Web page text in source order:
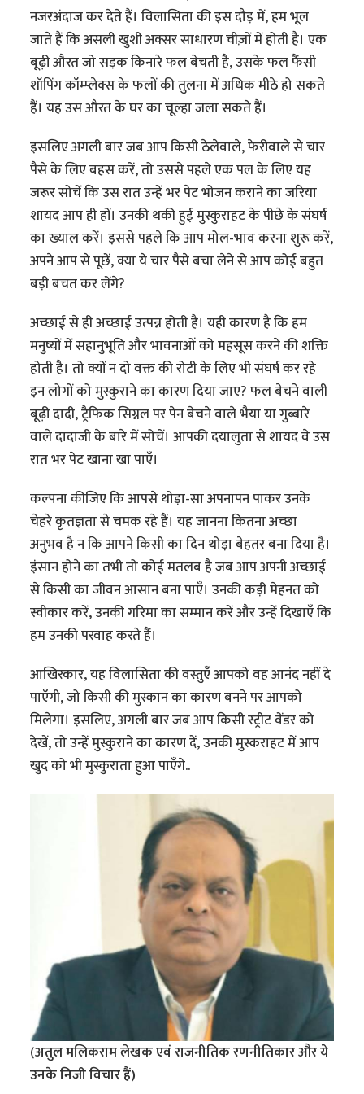
नजरअंदाज कर देते हैं। विलासिता की इस दौड़ में, हम भूल
जाते हैं कि असली खुशी अक्सर साधारण चीज़ों में होती है। एक
बूढ़ी औरत जो सड़क किनारे फल बेचती है, उसके फल फैंसी
शॉपिंग कॉम्प्लेक्स के फलों की तुलना में अधिक मीठे हो सकते
हैं। यह उस औरत के घर का चूल्हा जला सकते हैं।
इसलिए अगली बार जब आप किसी ठेलेवाले, फेरीवाले से चार
पैसे के लिए बहस करें, तो उससे पहले एक पल के लिए यह
जरूर सोचें कि उस रात उन्हें भर पेट भोजन कराने का जरिया
शायद आप ही हों। उनकी थकी हुई मुस्कुराहट के पीछे के संघर्ष
का ख्याल करें। इससे पहले कि आप मोल-भाव करना शुरू करें,
अपने आप से पूछें, क्या ये चार पैसे बचा लेने से आप कोई बहुत
बड़ी बचत कर लेंगे?
अच्छाई से ही अच्छाई उत्पन्न होती है। यही कारण है कि हम
मनुष्यों में सहानुभूति और भावनाओं को महसूस करने की शक्ति
होती है। तो क्यों न दो वक्त की रोटी के लिए भी संघर्ष कर रहे
इन लोगों को मुस्कुराने का कारण दिया जाए? फल बेचने वाली
बूढ़ी दादी, ट्रैफिक सिग्नल पर पेन बेचने वाले भैया या गुब्बारे
वाले दादाजी के बारे में सोचें। आपकी दयालुता से शायद वे उस
रात भर पेट खाना खा पाएँ।
कल्पना कीजिए कि आपसे थोड़ा-सा अपनापन पाकर उनके
चेहरे कृतज्ञता से चमक रहे हैं। यह जानना कितना अच्छा
अनुभव है न कि आपने किसी का दिन थोड़ा बेहतर बना दिया है।
इंसान होने का तभी तो कोई मतलब है जब आप अपनी अच्छाई
से किसी का जीवन आसान बना पाएँ। उनकी कड़ी मेहनत को
स्वीकार करें, उनकी गरिमा का सम्मान करें और उन्हें दिखाएँ कि
हम उनकी परवाह करते हैं।
आखिरकार, यह विलासिता की वस्तुएँ आपको वह आनंद नहीं दे
पाएँगी, जो किसी की मुस्कान का कारण बनने पर आपको
मिलेगा। इसलिए, अगली बार जब आप किसी स्ट्रीट वेंडर को
देखें, तो उन्हें मुस्कुराने का कारण दें, उनकी मुस्कराहट में आप
खुद को भी मुस्कुराता हुआ पाएँगे..
(अतुल मलिकराम लेखक एवं राजनीतिक रणनीतिकार और ये
उनके निजी विचार हैं)